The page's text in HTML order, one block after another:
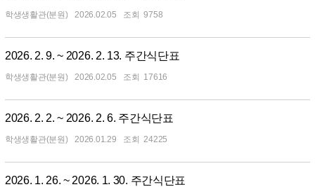
학생생활관(분원) 2026.02.05 9758
2026. 2. 9. ~ 2026. 2. 13. 주간식단표
학생생활관(분원) 2026.02.05 17616
2026. 2. 2. ~ 2026. 2. 6. 주간식단표
학생생활관(분원) 2026.01.29 24225
2026. 1. 26. ~ 2026. 1. 30. 주간식단표